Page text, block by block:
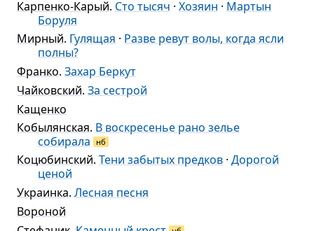
Карпенко-Карый. Сто тысяч · Хозяин · Мартын
Боруля
Мирный. Гулящая · Разве ревут волы, когда ясли
полны?
Франко. Захар Беркут
Чайковский. За сестрой
Кащенко
Кобылянская. В воскресенье рано зелье
собирала
нб
Коцюбинский. Тени забытых предков · Дорогой
ценой
Украинка. Лесная песня
Вороной